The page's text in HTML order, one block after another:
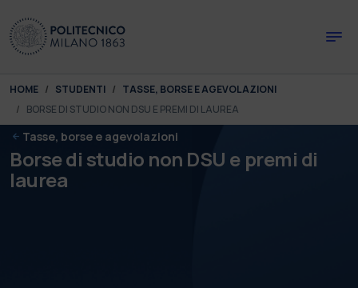
You are here:
HOME STUDENTI
TASSE, BORSE E AGEVOLAZIONI
BORSE DI STUDIO NON DSU E PREMI DI LAUREA
Tasse, borse e agevolazioni
Borse di studio non DSU e premi di
laurea